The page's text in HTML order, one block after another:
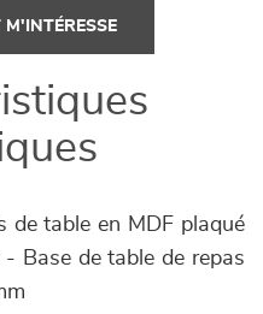
M'INTÉRESSE
de table en MDF plaqué
Base de table de repas